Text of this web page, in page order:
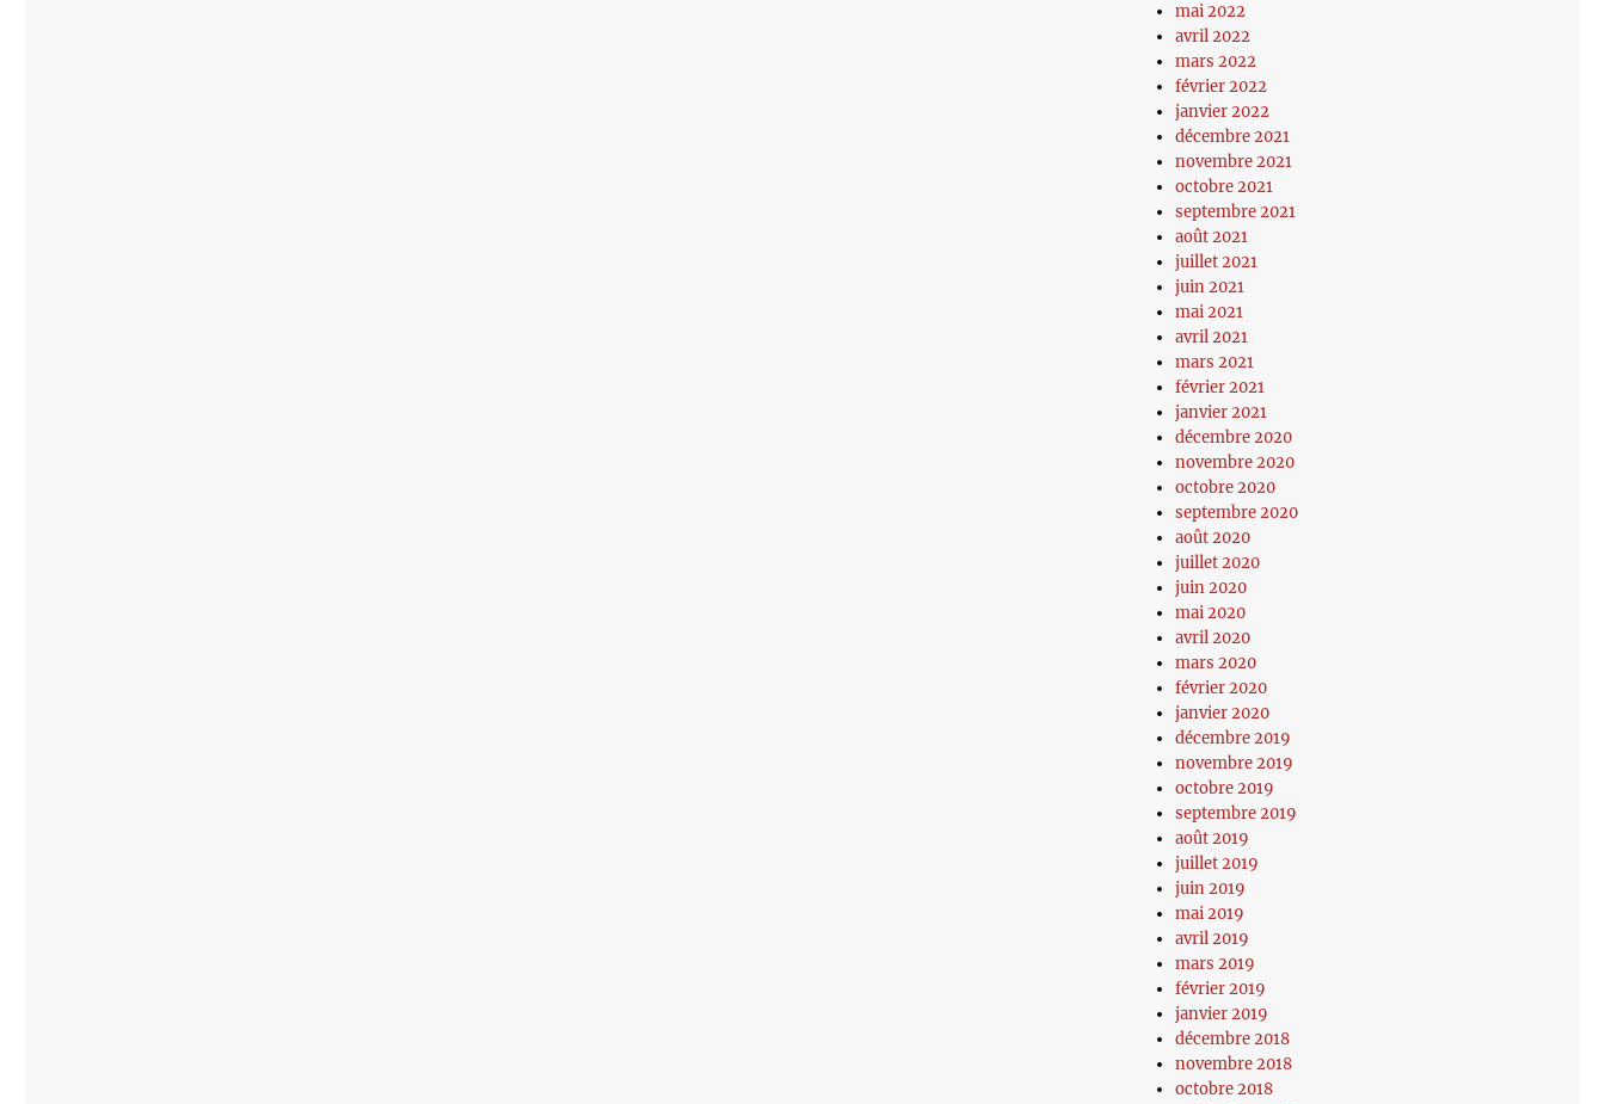
mai 2022
avril 2022
mars 2022
février 2022
janvier 2022
décembre 2021
novembre 2021
octobre 2021
septembre 2021
août 2021
juillet 2021
juin 2021
mai 2021
avril 2021
mars 2021
février 2021
janvier 2021
décembre 2020
novembre 2020
octobre 2020
septembre 2020
août 2020
juillet 2020
juin 2020
mai 2020
avril 2020
mars 2020
février 2020
janvier 2020
décembre 2019
novembre 2019
octobre 2019
septembre 2019
août 2019
juillet 2019
juin 2019
mai 2019
avril 2019
mars 2019
février 2019
janvier 2019
décembre 2018
novembre 2018
octobre 2018